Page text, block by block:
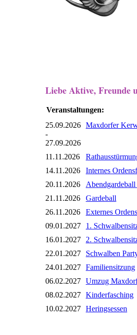
Liebe Aktive, Freunde
Veranstaltungen:
25.09.2026
-
27.09.2026
Maxdorfer
11.11.2026
14.11.2026
Internes
20.11.2026
21.11.2026
Gardeball
26.11.2026
Externes
09.01.2027
1.
16.01.2027
2.
22.01.2027
Schwalben
24.01.2027 Familiensitzung
06.02.2027 Umzug
08.02.2027 Kinderfasching
10.02.2027 Heringsessen